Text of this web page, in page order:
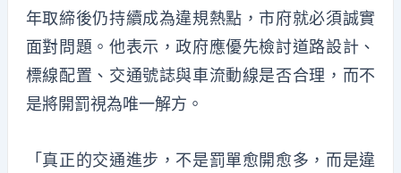
年取締後仍持續成為違規熱點，市府就必須誠實
面對問題。他表示，政府應優先檢討道路設計、
標線配置、交通號誌與車流動線是否合理，而不
是將開罰視為唯一解方。
「真正的交通進步，不是罰單愈開愈多，而是違